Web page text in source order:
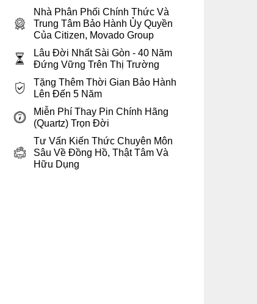
Nhà Phân Phối Chính Thức Và
Trung Tâm Bảo Hành Ủy Quyền
Của Citizen, Movado Group
Lâu Đời Nhất Sài Gòn - 40 Năm
Đứng Vững Trên Thị Trường
Tặng Thêm Thời Gian Bảo Hành
Lên Đến 5 Năm
Miễn Phí Thay Pin Chính Hãng
(Quartz) Trọn Đời
Tư Vấn Kiến Thức Chuyên Môn
Sâu Về Đồng Hồ, Thật Tâm Và
Hữu Dụng